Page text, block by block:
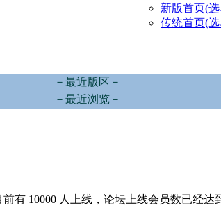
新版首页(
传统首页(
－最近版区－
－最近浏览－
有 10000 人上线，论坛上线会员数已经达